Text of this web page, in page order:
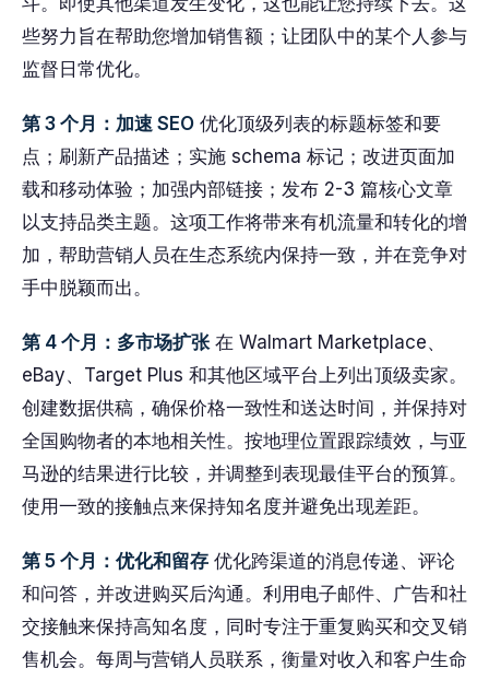
些努力旨在帮助您增加销售额；让团队中的某个人参与
监督日常优化。
第 3 个月：加速 SEO 优化顶级列表的标题标签和要
点；刷新产品描述；实施 schema 标记；改进页面加
载和移动体验；加强内部链接；发布 2-3 篇核心文章
以支持品类主题。这项工作将带来有机流量和转化的增
加，帮助营销人员在生态系统内保持一致，并在竞争对
手中脱颖而出。
第 4 个月：多市场扩张在 Walmart Marketplace、
eBay、Target Plus 和其他区域平台上列出顶级卖家。
创建数据供稿，确保价格一致性和送达时间，并保持对
全国购物者的本地相关性。按地理位置跟踪绩效，与亚
马逊的结果进行比较，并调整到表现最佳平台的预算。
使用一致的接触点来保持知名度并避免出现差距。
第 5 个月：优化和留存 优化跨渠道的消息传递、评论
和问答，并改进购买后沟通。利用电子邮件、广告和社
交接触来保持高知名度，同时专注于重复购买和交叉销
售机会。每周与营销人员联系，衡量对收入和客户生命